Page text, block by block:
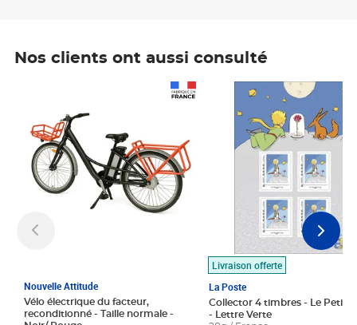
Nos clients ont aussi consulté
Nouvelle Attitude
Vélo électrique du facteur,
reconditionné - Taille normale -
Livraison offerte
La Poste
Collector 4 timbres - Le Petit
- Lettre Verte
Prix 7,50€